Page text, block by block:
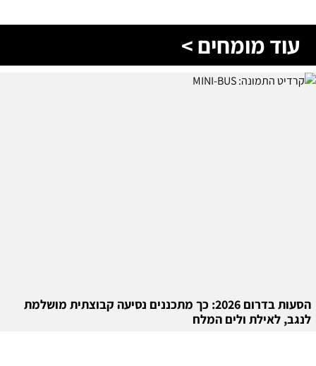
עוד מומחים >
הסעות בדרום 2026: כך מתכננים נסיעה קבוצתית מושלמת
לנגב, לאילת ולים המלח